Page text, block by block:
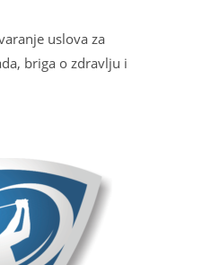
uslova za
briga o zdravlju i